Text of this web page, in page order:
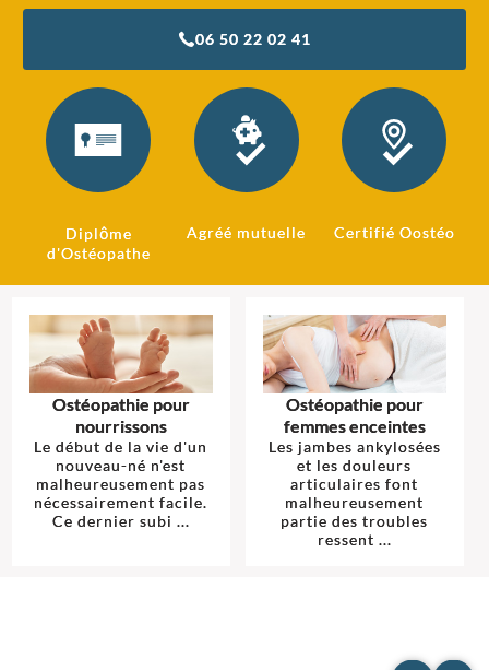
06 50 22 02 41
Diplôme
d'Ostéopathe
Agréé mutuelle Certifié Oostéo
Ostéopathie pour
nourrissons
Le début de la vie d'un
nouveau-né n'est
malheureusement pas
nécessairement facile.
Ce dernier subi ...
Ostéopathie pour
femmes enceintes
Les jambes ankylosées
et les douleurs
articulaires font
malheureusement
partie des troubles
ressent ...